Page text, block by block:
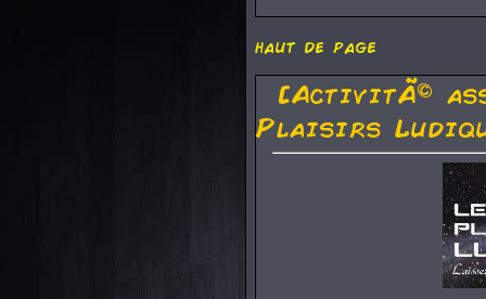
haut de page
[ActivitÃ©
Plaisirs